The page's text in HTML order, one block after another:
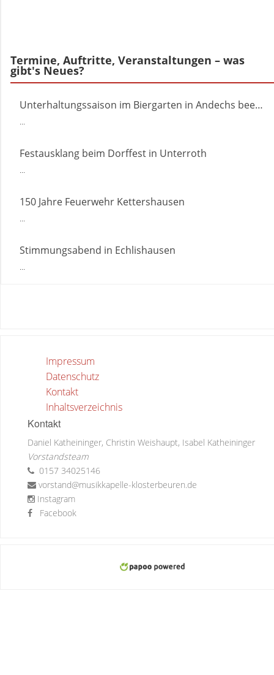
Termine, Auftritte, Veranstaltungen – was
gibt's Neues?
Unterhaltungssaison im Biergarten in Andechs beendet
Festausklang beim Dorffest in Unterroth
150 Jahre Feuerwehr Kettershausen
Stimmungsabend in Echlishausen
Impressum
Datenschutz
Kontakt
Inhaltsverzeichnis
Kontakt
Daniel Katheininger, Christin Weishaupt, Isabel Katheininger
Vorstandsteam
0157 34025146
vorstand@musikkapelle-klosterbeuren.de
Instagram
Facebook